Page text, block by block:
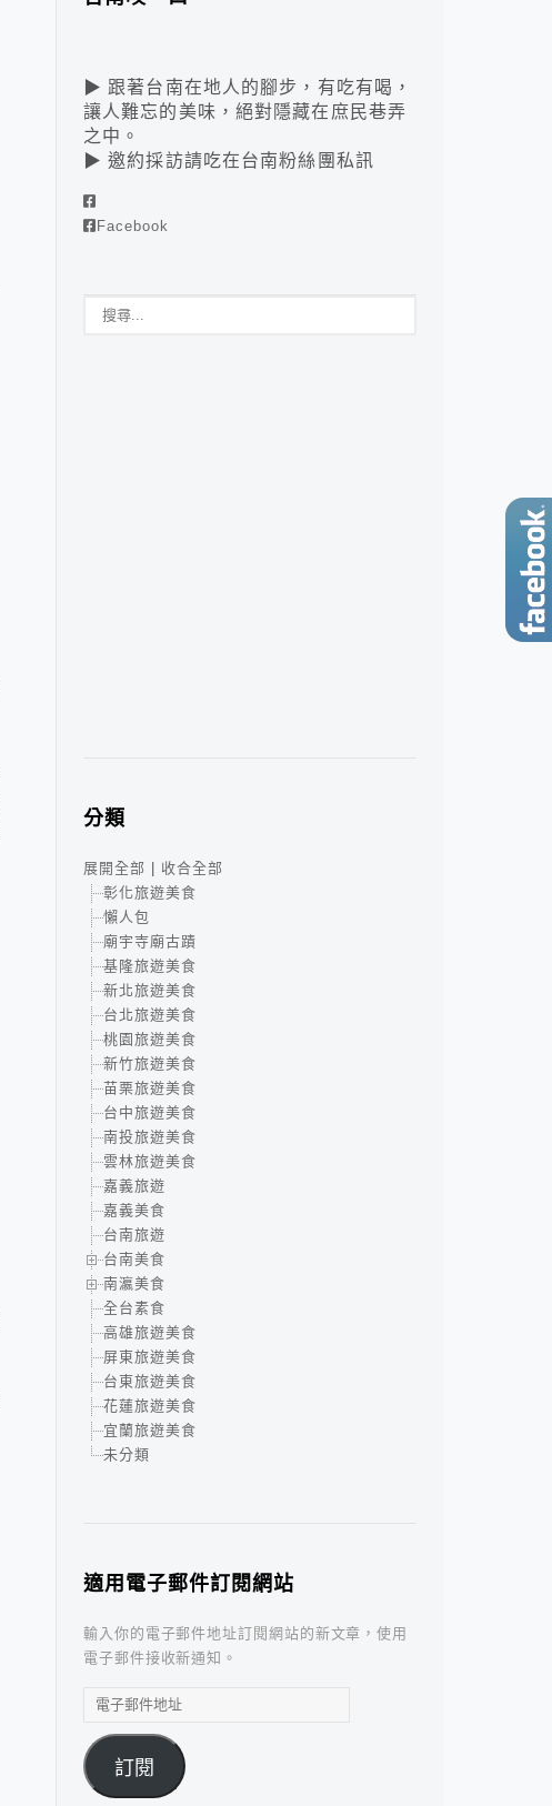
▶ 跟著台南在地人的腳步，有吃有喝，
讓人難忘的美味，絕對隱藏在庶民巷弄
之中。
▶ 邀約採訪請吃在台南粉絲團私訊
Facebook
分類
展開全部
收合全部
彰化旅遊美食
懶人包
廟宇寺廟古蹟
基隆旅遊美食
新北旅遊美食
台北旅遊美食
桃園旅遊美食
新竹旅遊美食
苗栗旅遊美食
台中旅遊美食
南投旅遊美食
雲林旅遊美食
嘉義旅遊
嘉義美食
台南旅遊
台南美食
南瀛美食
全台素食
高雄旅遊美食
屏東旅遊美食
台東旅遊美食
花蓮旅遊美食
宜蘭旅遊美食
未分類
適用電子郵件訂閱網站
輸入你的電子郵件地址訂閱網站的新文章，使用
電子郵件接收新通知。
電
郵
件
地
訂閱